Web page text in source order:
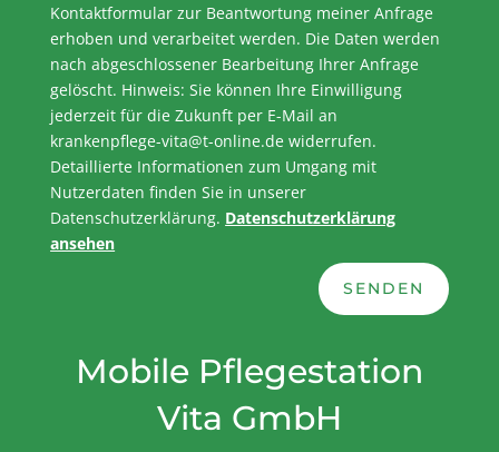
Kontaktformular zur Beantwortung meiner Anfrage
erhoben und verarbeitet werden. Die Daten werden
nach abgeschlossener Bearbeitung Ihrer Anfrage
gelöscht. Hinweis: Sie können Ihre Einwilligung
jederzeit für die Zukunft per E-Mail an
krankenpflege-vita@t-online.de widerrufen.
Detaillierte Informationen zum Umgang mit
Nutzerdaten finden Sie in unserer
Datenschutzerklärung. Datenschutzerklärung
ansehen
SENDEN
Mobile Pflegestation
Vita GmbH